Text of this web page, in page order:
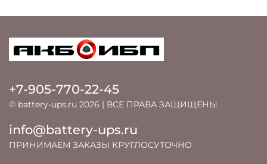
+7-905-770-22-45
© battery-ups.ru 2026 | ВСЕ ПРАВА ЗАЩИЩЕНЫ
info@battery-ups.ru
ПРИНИМАЕМ ЗАКАЗЫ КРУГЛОСУТОЧНО